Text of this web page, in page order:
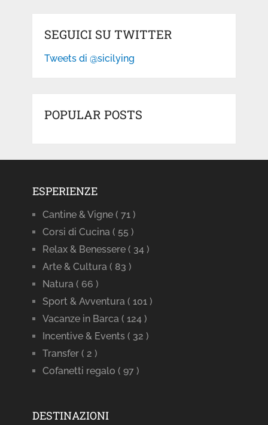
SEGUICI SU TWITTER
Tweets di @sicilying
POPULAR POSTS
ESPERIENZE
Cantine & Vigne ( 71 )
Corsi di Cucina ( 55 )
Relax & Benessere ( 34 )
Arte & Cultura ( 83 )
Natura ( 66 )
Sport & Avventura ( 101 )
Vacanze in Barca ( 124 )
Incentive & Events ( 32 )
Transfer ( 2 )
Cofanetti regalo ( 97 )
DESTINAZIONI